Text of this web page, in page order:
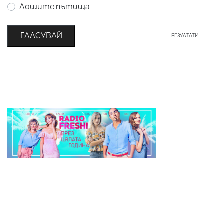
Лошите пътища
ГЛАСУВАЙ РЕЗУЛТАТИ